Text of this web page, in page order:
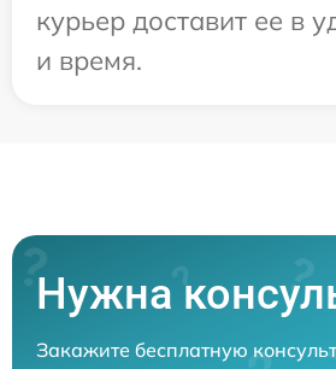
курьер доставит ее в
и время.
Нужна
Закажите бесплатную